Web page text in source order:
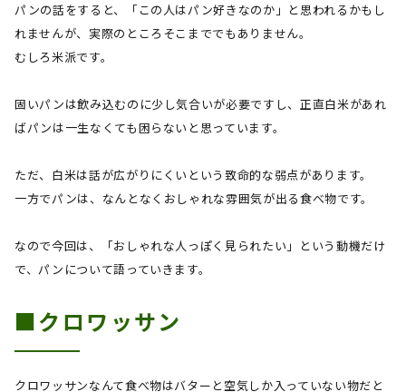
パンの話をすると、「この人はパン好きなのか」と思われるかもし
れませんが、実際のところそこまででもありません。
むしろ米派です。
固いパンは飲み込むのに少し気合いが必要ですし、正直白米があれ
ばパンは一生なくても困らないと思っています。
ただ、白米は話が広がりにくいという致命的な弱点があります。
一方でパンは、なんとなくおしゃれな雰囲気が出る食べ物です。
なので今回は、「おしゃれな人っぽく見られたい」という動機だけ
で、パンについて語っていきます。
■クロワッサン
クロワッサンなんて食べ物はバターと空気しか入っていない物だと